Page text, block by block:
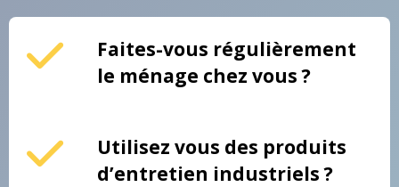
Faites-vous régulièrement
le ménage chez vous ?
Utilisez vous des produits
d’entretien industriels ?